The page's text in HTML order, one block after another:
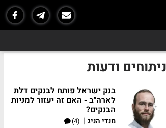
ניתוחים ודעות
בנק ישראל פותח לבנקים דלת
לארה"ב - האם זה יעזור למניות
הבנקים?
מנדי הניג |
(4)